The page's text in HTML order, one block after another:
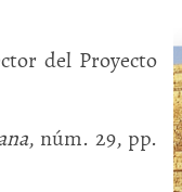
del Proyecto
, núm. 29, pp.